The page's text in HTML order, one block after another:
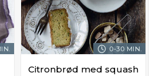
0-30 MIN.
Citronbrød med squash